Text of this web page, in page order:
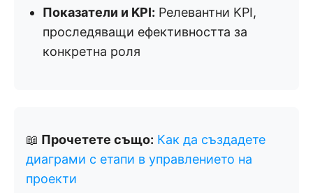
Показатели и KPI: Релевантни KPI,
проследяващи ефективността за
конкретна роля
📖 Прочетете също: Как да създадете
диаграми с етапи в управлението на
проекти